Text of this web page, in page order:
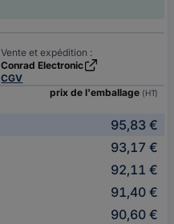
Vente et expédition :
Conrad Electronic
CGV
prix de l'emballage (HT)
95,83 €
93,17 €
92,11 €
91,40 €
90,60 €